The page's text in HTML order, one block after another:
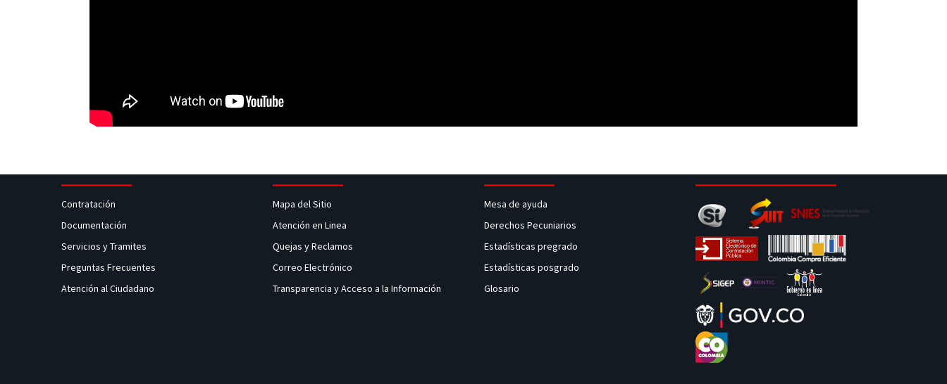
Contratación
Documentación
Servicios y Tramites
Preguntas Frecuentes
Atención al Ciudadano
Mapa del Sitio
Atención en Linea
Quejas y Reclamos
Correo Electrónico
Transparencia y Acceso a la Información
Mesa de ayuda
Derechos Pecuniarios
Estadísticas pregrado
Estadísticas posgrado
Glosario